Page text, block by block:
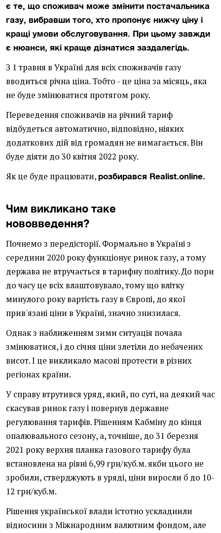
є те, що споживач може змінити постачальника
газу, вибравши того, хто пропонує нижчу ціну і
кращі умови обслуговування. При цьому завжди
є нюанси, які краще дізнатися заздалегідь.
З 1 травня в Україні для всіх споживачів газу
вводиться річна ціна. Тобто - це ціна за місяць, яка
не буде змінюватися протягом року.
Переведення споживачів на річний тариф
відбудеться автоматично, відповідно, ніяких
додаткових дій від громадян не вимагається. Він
буде діяти до 30 квітня 2022 року.
Як це буде працювати, розбирався Realist.online.
Чим викликано таке
нововведення?
Почнемо з передісторії. Формально в Україні з
середини 2020 року функціонує ринок газу, а тому
держава не втручається в тарифну політику. До пори
до часу це всіх влаштовувало, тому що влітку
минулого року вартість газу в Європі, до якої
прив'язані ціни в Україні, значно знизилася.
Однак з наближенням зими ситуація почала
змінюватися, і до січня ціни злетіли до небачених
висот. І це викликало масові протести в різних
регіонах країни.
У справу втрутився уряд, який, по суті, на деякий час
скасував ринок газу і повернув державне
регулювання тарифів. Рішенням Кабміну до кінця
опалювального сезону, а, точніше, до 31 березня
2021 року верхня планка газового тарифу була
встановлена на рівні 6,99 грн/куб.м. якби цього не
зробили, стверджують в уряді, ціни виросли б до 10-
12 грн/куб.м.
Рішення української влади істотно ускладнили
відносини з Міжнародним валютним фондом, але